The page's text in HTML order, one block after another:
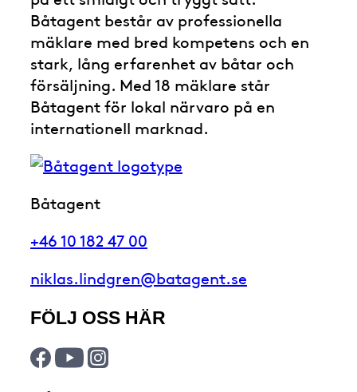
Båtagent består av professionella
mäklare med bred kompetens och en
stark, lång erfarenhet av båtar och
försäljning. Med 18 mäklare står
Båtagent för lokal närvaro på en
internationell marknad.
Båtagent
+46 10 182 47 00
niklas.lindgren@batagent.se
FÖLJ OSS HÄR